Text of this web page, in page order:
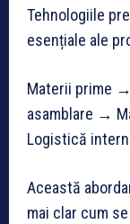
Tehnologiile
esențiale ale
Materii prime
asamblare →
Logistică
Această
mai clar cum